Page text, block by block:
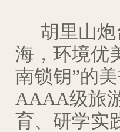
胡里山
海，环境优
南锁钥”的
AAAA级旅
育、研学实